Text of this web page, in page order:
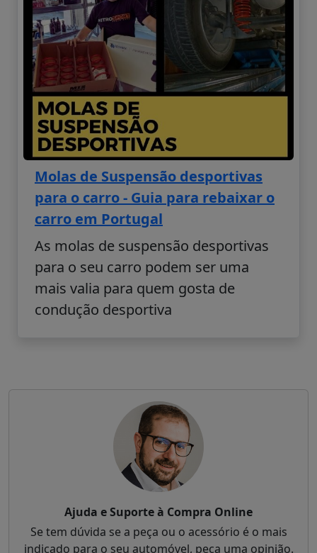
Molas de Suspensão desportivas
para o carro - Guia para rebaixar o
carro em Portugal
As molas de suspensão desportivas
para o seu carro podem ser uma
mais valia para quem gosta de
condução desportiva
Ajuda e Suporte à Compra Online
Se tem dúvida se a peça ou o acessório é o mais
indicado para o seu automóvel, peça uma opinião.